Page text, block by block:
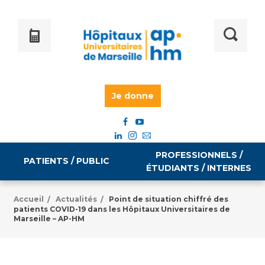
Je donne
PATIENTS / PUBLIC
Informations pratiques
PROFESSIONNELS /
ÉTUDIANTS / INTERNES
Égalité professionnelle
Emploi / formation
Accueil / Actualités /
Point de situation chiffré des
patients COVID-19 dans les Hôpitaux Universitaires de
Marseille – AP-HM